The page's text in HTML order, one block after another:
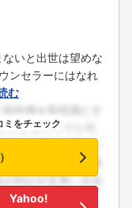
いと出世は望めな
ンセラーにはなれ
む
ミをチェック
Yahoo!